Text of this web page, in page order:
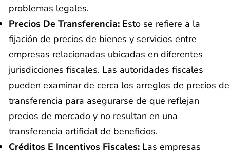
problemas legales.
Precios De Transferencia: Esto se refiere a la
fijación de precios de bienes y servicios entre
empresas relacionadas ubicadas en diferentes
jurisdicciones fiscales. Las autoridades fiscales
pueden examinar de cerca los arreglos de precios de
transferencia para asegurarse de que reflejan
precios de mercado y no resultan en una
transferencia artificial de beneficios.
Créditos E Incentivos Fiscales: Las empresas